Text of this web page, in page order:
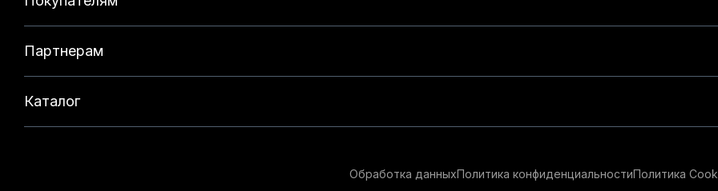
Партнерам
Каталог
Обработка данныхПолитика конфиденциальностиПолитика